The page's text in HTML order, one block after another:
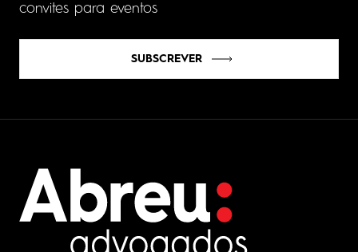
convites para eventos
SUBSCREVER